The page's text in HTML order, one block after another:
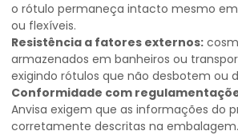
o rótulo permaneça intacto mesmo
ou flexíveis.
Resistência a fatores externos:
armazenados em banheiros ou
exigindo rótulos que não desbotem ou
Conformidade com
Anvisa exigem que as informações do
corretamente descritas na embalagem.